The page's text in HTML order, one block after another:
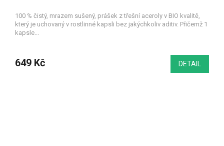
100 % čistý, mrazem sušený, prášek z třešní aceroly v BIO kvalitě,
který je uchovaný v rostlinné kapsli bez jakýchkoliv aditiv. Přičemž 1
kapsle...
649 Kč DETAIL